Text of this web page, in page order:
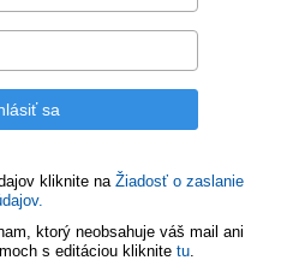
kliknite na Žiadosť o zaslanie
ktorý neobsahuje váš mail ani
s editáciou kliknite tu.